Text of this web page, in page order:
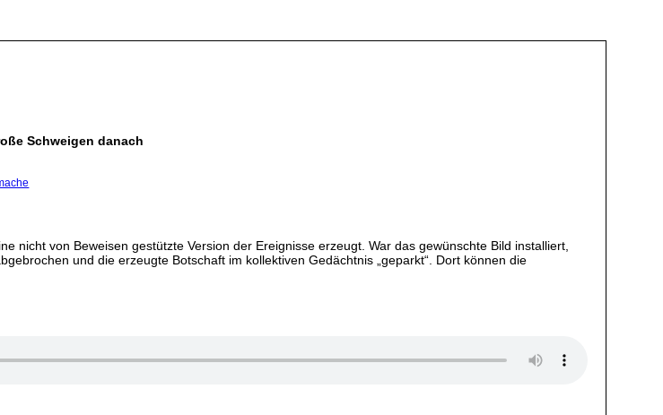
Schweigen danach
nicht von Beweisen gestützte Version der Ereignisse erzeugt. War das gewünschte Bild installiert,
und die erzeugte Botschaft im kollektiven Gedächtnis „geparkt“. Dort können die